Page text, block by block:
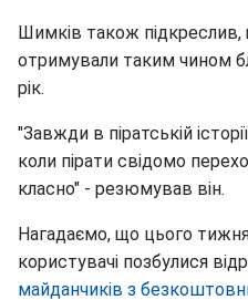
Шимків також
отримували таким чином
рік.
"Завжди в піратській
коли пірати свідомо
класно" - резюмував він.
Нагадаємо, що цього тижня
користувачі позбулися
майданчиків з